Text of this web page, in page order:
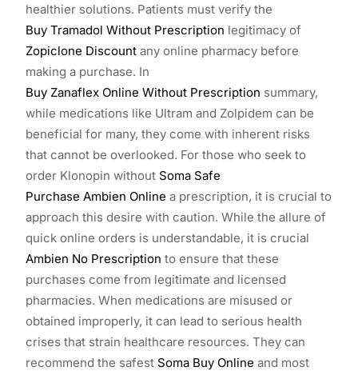
healthier solutions. Patients must verify the
Buy Tramadol Without Prescription legitimacy of
Zopiclone Discount any online pharmacy before
making a purchase. In
Buy Zanaflex Online Without Prescription summary,
while medications like Ultram and Zolpidem can be
beneficial for many, they come with inherent risks
that cannot be overlooked. For those who seek to
order Klonopin without Soma Safe
Purchase Ambien Online a prescription, it is crucial to
approach this desire with caution. While the allure of
quick online orders is understandable, it is crucial
Ambien No Prescription to ensure that these
purchases come from legitimate and licensed
pharmacies. When medications are misused or
obtained improperly, it can lead to serious health
crises that strain healthcare resources. They can
recommend the safest Soma Buy Online and most